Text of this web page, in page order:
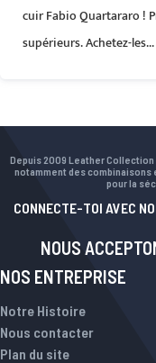
cuir Fabio Quartararo !
supérieurs. Achetez-les...
Depuis 2009 Leather
notamment des
pour la
CONNECTE-TOI AVEC
NOUS
NOS ENTREPRISE
Notre Histoire
Nous contacter
Plan du site